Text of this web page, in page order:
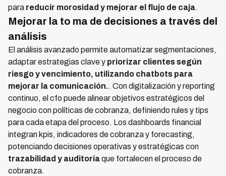
para reducir morosidad y mejorar el flujo de caja.
Mejorar la to ma de decisiones a través del
análisis
El análisis avanzado permite automatizar segmentaciones,
adaptar estrategias clave y priorizar clientes según
riesgo y vencimiento, utilizando chatbots para
mejorar la comunicación.. Con digitalización y reporting
continuo, el cfo puede alinear objetivos estratégicos del
negocio con políticas de cobranza, definiendo rules y tips
para cada etapa del proceso. Los dashboards financial
integran kpis, indicadores de cobranza y forecasting,
potenciando decisiones operativas y estratégicas con
trazabilidad y auditoríaque fortalecen el proceso de
cobranza.